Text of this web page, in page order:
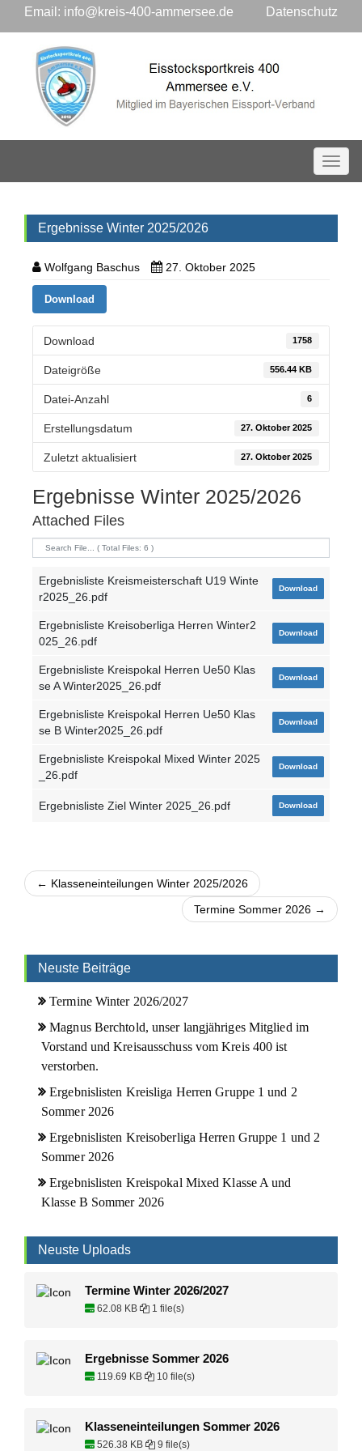
Email: info@kreis-400-ammersee.de Datenschutz
Ergebnisse Winter 2025/2026
Wolfgang Baschus 27. Oktober 2025
Download
Download 1758
Dateigröße 556.44 KB
Datei-Anzahl 6
Erstellungsdatum 27. Oktober 2025
Zuletzt aktualisiert 27. Oktober 2025
Ergebnisse Winter 2025/2026
Attached Files
Ergebnisliste Kreismeisterschaft U19 Winte
r2025_26.pdf
Download
Ergebnisliste Kreisoberliga Herren Winter2
025_26.pdf
Download
Ergebnisliste Kreispokal Herren Ue50 Klas
se A Winter2025_26.pdf
Download
Ergebnisliste Kreispokal Herren Ue50 Klas
se B Winter2025_26.pdf
Download
Ergebnisliste Kreispokal Mixed Winter 2025
_26.pdf
Download
Ergebnisliste Ziel Winter 2025_26.pdf Download
← Klasseneinteilungen Winter 2025/2026
Termine Sommer 2026 →
Neuste Beiträge
Termine Winter 2026/2027
Magnus Berchtold, unser langjähriges Mitglied im
Vorstand und Kreisausschuss vom Kreis 400 ist
verstorben.
Ergebnislisten Kreisliga Herren Gruppe 1 und 2
Sommer 2026
Ergebnislisten Kreisoberliga Herren Gruppe 1 und 2
Sommer 2026
Ergebnislisten Kreispokal Mixed Klasse A und
Klasse B Sommer 2026
Neuste Uploads
Termine Winter 2026/2027
62.08 KB 1 file(s)
Ergebnisse Sommer 2026
119.69 KB 10 file(s)
Klasseneinteilungen Sommer 2026
526.38 KB 9 file(s)